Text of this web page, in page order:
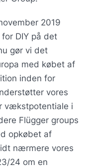
2019
DIY på det
gør vi det
med købet af
inden for
vores
vækstpotentiale i
Flügger groups
opkøbet af
nærmere vores
24 om en